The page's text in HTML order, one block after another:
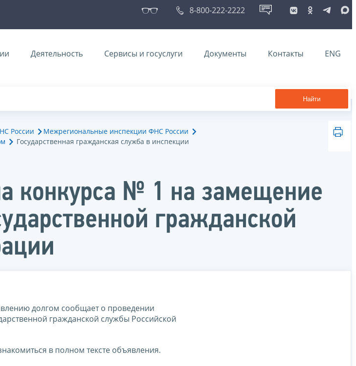
8-800-222-2222
Деятельность Сервисы и госуслуги Документы Контакты ENG
Найти
России
Межрегиональные инспекции ФНС России
Государственная гражданская служба в инспекции
конкурса № 1 на замещение
гражданской
долгом сообщает о проведении
гражданской службы Российской
в полном тексте объявления.